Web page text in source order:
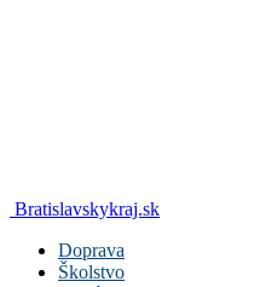
Bratislavskykraj.sk
Doprava
Školstvo